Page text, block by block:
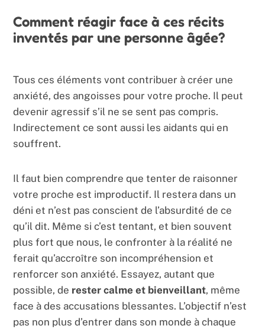
Comment réagir face à ces récits
inventés par une personne âgée?
Tous ces éléments vont contribuer à créer une
anxiété, des angoisses pour votre proche. Il peut
devenir agressif s’il ne se sent pas compris.
Indirectement ce sont aussi les aidants qui en
souffrent.
Il faut bien comprendre que tenter de raisonner
votre proche est improductif. Il restera dans un
déni et n’est pas conscient de l’absurdité de ce
qu’il dit. Même si c’est tentant, et bien souvent
plus fort que nous, le confronter à la réalité ne
ferait qu’accroître son incompréhension et
renforcer son anxiété. Essayez, autant que
possible, de rester calme et bienveillant, même
face à des accusations blessantes. L’objectif n’est
pas non plus d’entrer dans son monde à chaque